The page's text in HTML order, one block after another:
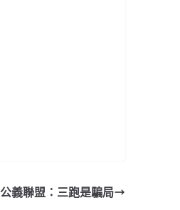
公義聯盟：三跑是騙局